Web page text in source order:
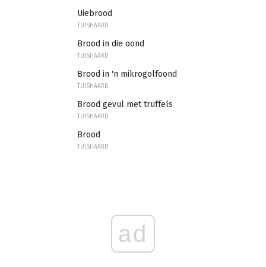
Uiebrood
TUISHAARD
Brood in die oond
TUISHAARD
Brood in 'n mikrogolfoond
TUISHAARD
Brood gevul met truffels
TUISHAARD
Brood
TUISHAARD
ad